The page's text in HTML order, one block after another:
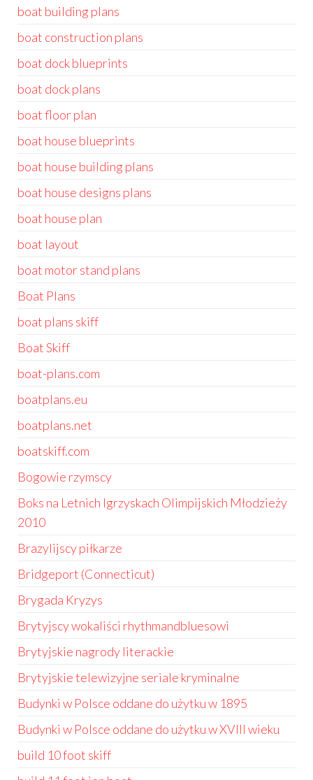
boat building plans
boat construction plans
boat dock blueprints
boat dock plans
boat floor plan
boat house blueprints
boat house building plans
boat house designs plans
boat house plan
boat layout
boat motor stand plans
Boat Plans
boat plans skiff
Boat Skiff
boat-plans.com
boatplans.eu
boatplans.net
boatskiff.com
Bogowie rzymscy
Boks na Letnich Igrzyskach Olimpijskich Młodzieży
2010
Brazylijscy piłkarze
Bridgeport (Connecticut)
Brygada Kryzys
Brytyjscy wokaliści rhythmandbluesowi
Brytyjskie nagrody literackie
Brytyjskie telewizyjne seriale kryminalne
Budynki w Polsce oddane do użytku w 1895
Budynki w Polsce oddane do użytku w XVIII wieku
build 10 foot skiff